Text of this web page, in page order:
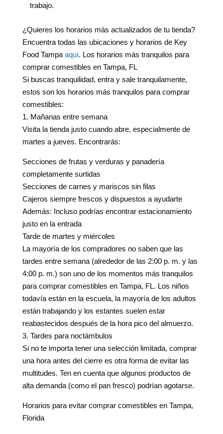
trabajo.
¿Quieres los horarios más actualizados de tu tienda?
Encuentra todas las ubicaciones y horarios de Key
Food Tampa aquí. Los horarios más tranquilos para
comprar comestibles en Tampa, FL
Si buscas tranquilidad, entra y sale tranquilamente,
estos son los horarios más tranquilos para comprar
comestibles:
1. Mañanas entre semana
Visita la tienda justo cuando abre, especialmente de
martes a jueves. Encontrarás:
Secciones de frutas y verduras y panadería
completamente surtidas
Secciones de carnes y mariscos sin filas
Cajeros siempre frescos y dispuestos a ayudarte
Además: Incluso podrías encontrar estacionamiento
justo en la entrada
Tarde de martes y miércoles
La mayoría de los compradores no saben que las
tardes entre semana (alrededor de las 2:00 p. m. y las
4:00 p. m.) son uno de los momentos más tranquilos
para comprar comestibles en Tampa, FL. Los niños
todavía están en la escuela, la mayoría de los adultos
están trabajando y los estantes suelen estar
reabastecidos después de la hora pico del almuerzo.
3. Tardes para noctámbulos
Si no te importa tener una selección limitada, comprar
una hora antes del cierre es otra forma de evitar las
multitudes. Ten en cuenta que algunos productos de
alta demanda (como el pan fresco) podrían agotarse.
Horarios para evitar comprar comestibles en Tampa,
Florida